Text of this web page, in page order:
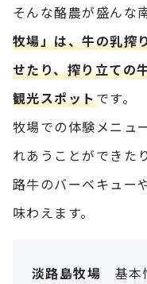
そんな酪農が盛んな
牧場」は、牛の乳搾
せたり、搾り立ての
観光スポットです。
牧場での体験メニュ
れあうことができた
路牛のバーベキュー
味わえます。
淡路島牧場 基本